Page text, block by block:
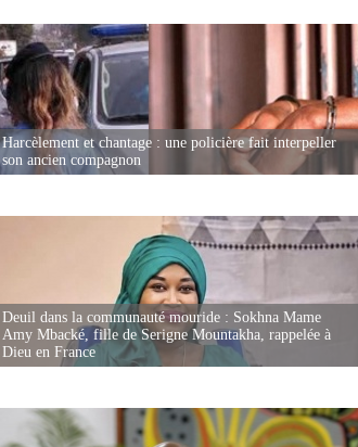
Harcèlement et chantage : une policière fait interpeller
son ancien compagnon
Deuil dans la communauté mouride : Sokhna Mame
Amy Mbacké, fille de Serigne Mountakha, rappelée à
Dieu en France